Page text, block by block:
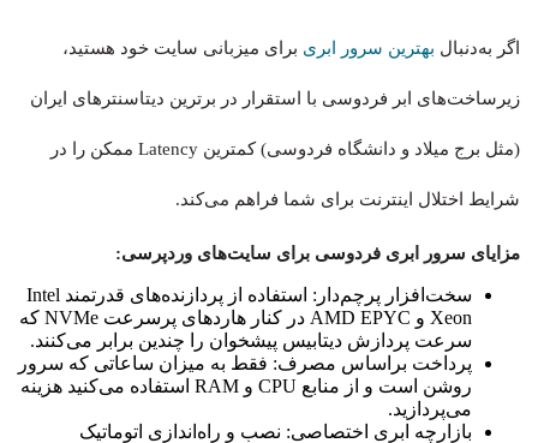
اگر به‌دنبال بهترین سرور ابری برای میزبانی سایت خود هستید،
زیرساخت‌های ابر فردوسی با استقرار در برترین دیتاسنترهای ایران
(مثل برج میلاد و دانشگاه فردوسی) کمترین Latency ممکن را در
شرایط اختلال اینترنت برای شما فراهم می‌کند.
مزایای سرور ابری فردوسی برای سایت‌های وردپرسی:
سخت‌افزار پرچم‌دار: استفاده از پردازنده‌های قدرتمند Intel
Xeon و AMD EPYC در کنار هاردهای پرسرعت NVMe که
سرعت پردازش دیتابیس پیشخوان را چندین برابر می‌کنند.
پرداخت براساس مصرف: فقط به میزان ساعاتی که سرور
روشن است و از منابع CPU و RAM استفاده می‌کنید هزینه
می‌پردازید.
بازارچه ابری اختصاصی: نصب و راه‌اندازی اتوماتیک